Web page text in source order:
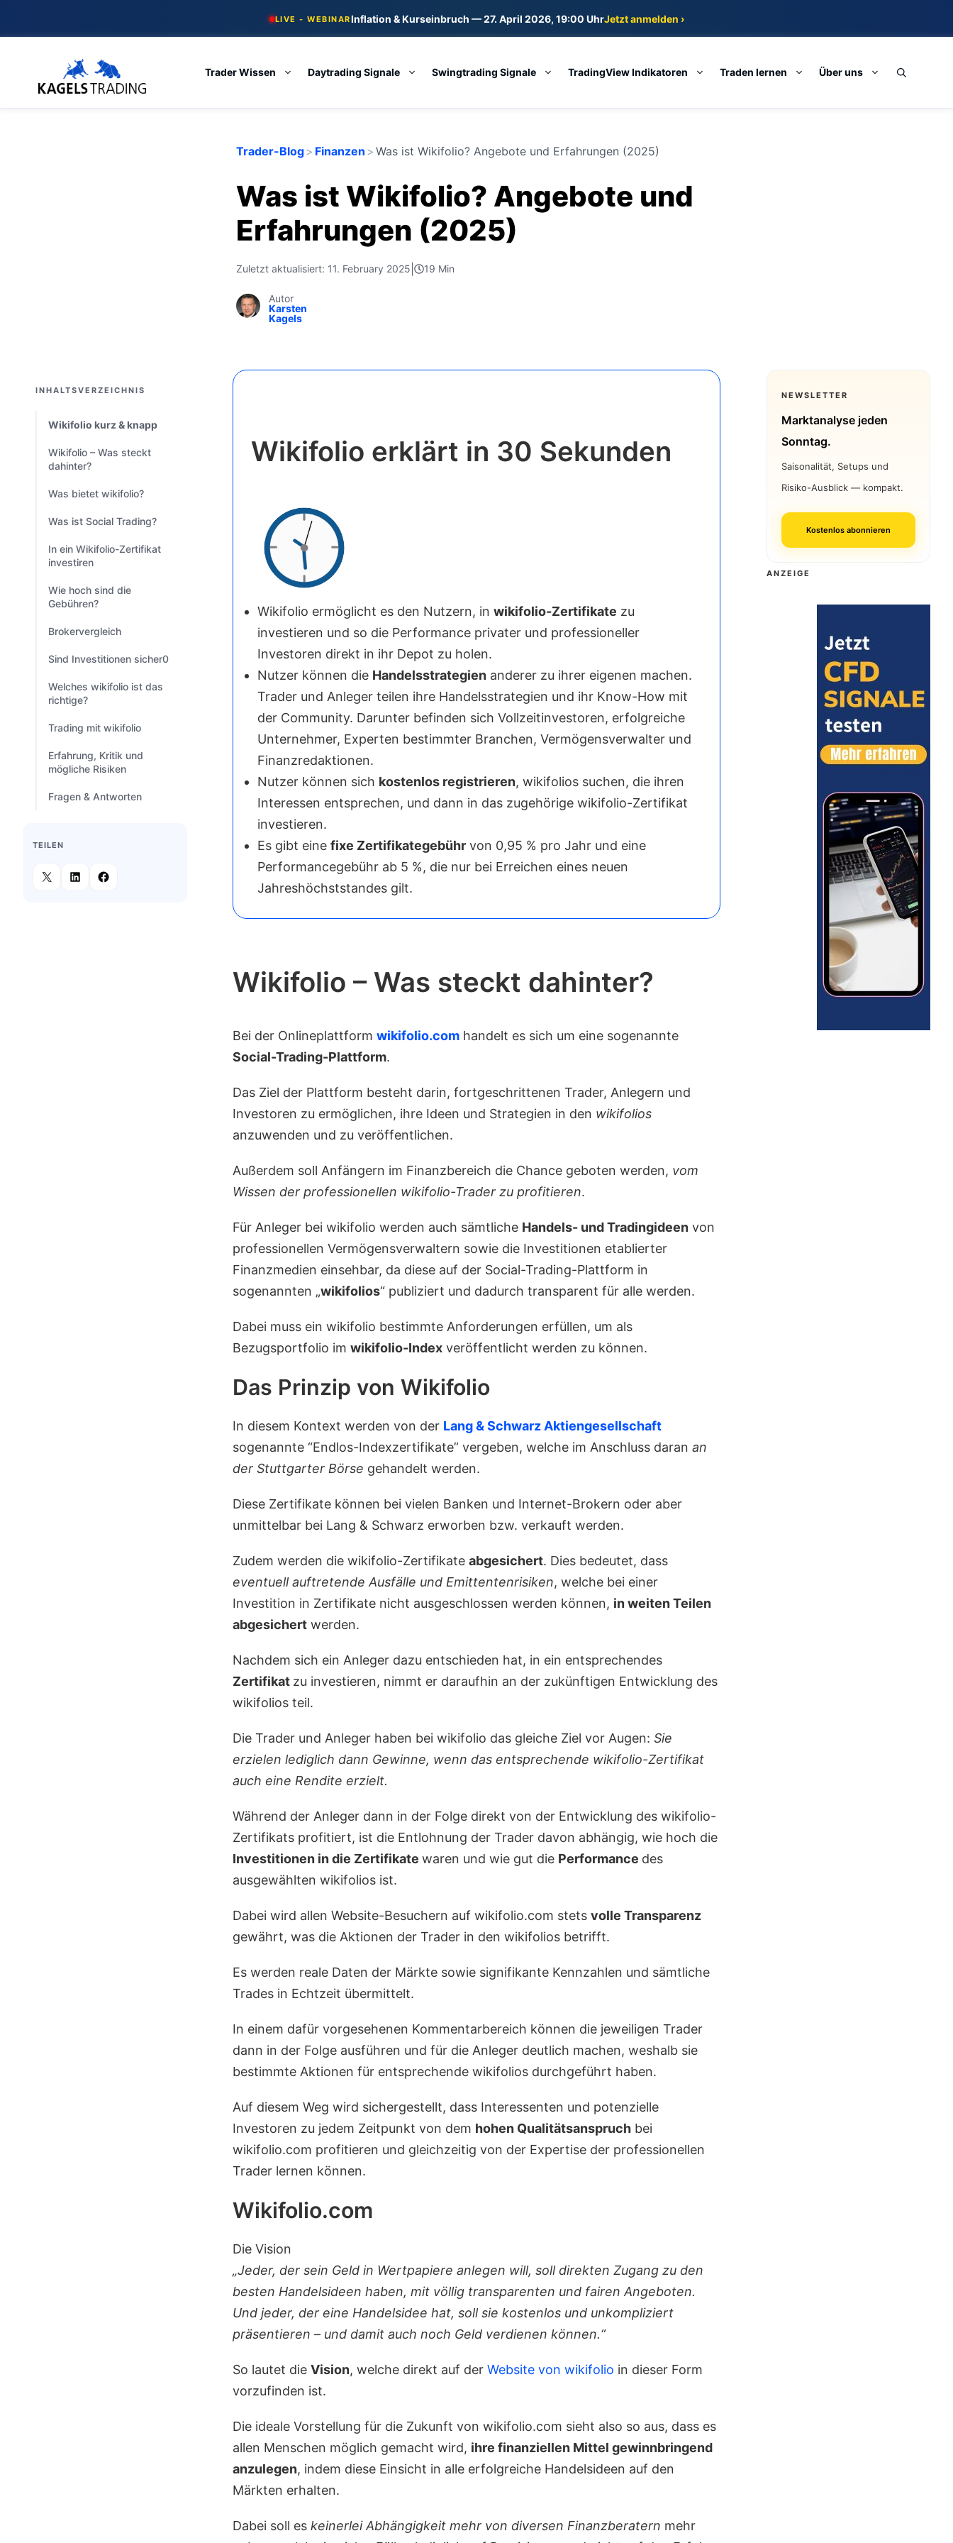
LIVE - WEBINARInflation & Kurseinbruch — 27. April 2026, 19:00 UhrJetzt anmelden ›
Trader Wissen Daytrading Signale Swingtrading Signale TradingView Indikatoren Traden lernen Über uns
Trader-Blog> Finanzen > Was ist Wikifolio? Angebote und Erfahrungen (2025)
Was ist Wikifolio? Angebote und
Erfahrungen (2025)
Zuletzt aktualisiert: 11. February 2025 19 Min
Autor
Karsten
Kagels
Wikifolio erklärt in 30 Sekunden
Wikifolio ermöglicht es den Nutzern, in wikifolio-Zertifikate zu
investieren und so die Performance privater und professioneller
Investoren direkt in ihr Depot zu holen.
Nutzer können die Handelsstrategien anderer zu ihrer eigenen machen.
Trader und Anleger teilen ihre Handelsstrategien und ihr Know-How mit
der Community. Darunter befinden sich Vollzeitinvestoren, erfolgreiche
Unternehmer, Experten bestimmter Branchen, Vermögensverwalter und
Finanzredaktionen.
Nutzer können sich kostenlos registrieren, wikifolios suchen, die ihren
Interessen entsprechen, und dann in das zugehörige wikifolio-Zertifikat
investieren.
Es gibt eine fixe Zertifikategebühr von 0,95 % pro Jahr und eine
Performancegebühr ab 5 %, die nur bei Erreichen eines neuen
Jahreshöchststandes gilt.
Wikifolio – Was steckt dahinter?
Bei der Onlineplattform wikifolio.com handelt es sich um eine sogenannte
Social-Trading-Plattform.
Das Ziel der Plattform besteht darin, fortgeschrittenen Trader, Anlegern und
Investoren zu ermöglichen, ihre Ideen und Strategien in den wikifolios
anzuwenden und zu veröffentlichen.
Außerdem soll Anfängern im Finanzbereich die Chance geboten werden, vom
Wissen der professionellen wikifolio-Trader zu profitieren.
Für Anleger bei wikifolio werden auch sämtliche Handels- und Tradingideen von
professionellen Vermögensverwaltern sowie die Investitionen etablierter
Finanzmedien einsehbar, da diese auf der Social-Trading-Plattform in
sogenannten „wikifolios“ publiziert und dadurch transparent für alle werden.
Dabei muss ein wikifolio bestimmte Anforderungen erfüllen, um als
Bezugsportfolio im wikifolio-Index veröffentlicht werden zu können.
Das Prinzip von Wikifolio
In diesem Kontext werden von der Lang & Schwarz Aktiengesellschaft
sogenannte “Endlos-Indexzertifikate” vergeben, welche im Anschluss daran an
der Stuttgarter Börse gehandelt werden.
Diese Zertifikate können bei vielen Banken und Internet-Brokern oder aber
unmittelbar bei Lang & Schwarz erworben bzw. verkauft werden.
Zudem werden die wikifolio-Zertifikate abgesichert. Dies bedeutet, dass
eventuell auftretende Ausfälle und Emittentenrisiken, welche bei einer
Investition in Zertifikate nicht ausgeschlossen werden können, in weiten Teilen
abgesichert werden.
Nachdem sich ein Anleger dazu entschieden hat, in ein entsprechendes
Zertifikat zu investieren, nimmt er daraufhin an der zukünftigen Entwicklung des
wikifolios teil.
Die Trader und Anleger haben bei wikifolio das gleiche Ziel vor Augen: Sie
erzielen lediglich dann Gewinne, wenn das entsprechende wikifolio-Zertifikat
auch eine Rendite erzielt.
Während der Anleger dann in der Folge direkt von der Entwicklung des wikifolio-
Zertifikats profitiert, ist die Entlohnung der Trader davon abhängig, wie hoch die
Investitionen in die Zertifikate waren und wie gut die Performance des
ausgewählten wikifolios ist.
Dabei wird allen Website-Besuchern auf wikifolio.com stets volle Transparenz
gewährt, was die Aktionen der Trader in den wikifolios betrifft.
Es werden reale Daten der Märkte sowie signifikante Kennzahlen und sämtliche
Trades in Echtzeit übermittelt.
In einem dafür vorgesehenen Kommentarbereich können die jeweiligen Trader
dann in der Folge ausführen und für die Anleger deutlich machen, weshalb sie
bestimmte Aktionen für entsprechende wikifolios durchgeführt haben.
Auf diesem Weg wird sichergestellt, dass Interessenten und potenzielle
Investoren zu jedem Zeitpunkt von dem hohen Qualitätsanspruch bei
wikifolio.com profitieren und gleichzeitig von der Expertise der professionellen
Trader lernen können.
Wikifolio.com
Die Vision
„Jeder, der sein Geld in Wertpapiere anlegen will, soll direkten Zugang zu den
besten Handelsideen haben, mit völlig transparenten und fairen Angeboten.
Und jeder, der eine Handelsidee hat, soll sie kostenlos und unkompliziert
präsentieren – und damit auch noch Geld verdienen können.“
So lautet die Vision, welche direkt auf der Website von wikifolio in dieser Form
vorzufinden ist.
Die ideale Vorstellung für die Zukunft von wikifolio.com sieht also so aus, dass es
allen Menschen möglich gemacht wird, ihre finanziellen Mittel gewinnbringend
anzulegen, indem diese Einsicht in alle erfolgreiche Handelsideen auf den
Märkten erhalten.
Dabei soll es keinerlei Abhängigkeit mehr von diversen Finanzberatern mehr
TEILEN
INHALTSVERZEICHNIS
Wikifolio kurz & knapp
Wikifolio – Was steckt
dahinter?
Was bietet wikifolio?
Was ist Social Trading?
In ein Wikifolio-Zertifikat
investiren
Wie hoch sind die
Gebühren?
Brokervergleich
Sind Investitionen sicher0
Welches wikifolio ist das
richtige?
Trading mit wikifolio
Erfahrung, Kritik und
mögliche Risiken
Fragen & Antworten
NEWSLETTER
Marktanalyse jeden
Sonntag.
Saisonalität, Setups und
Risiko-Ausblick — kompakt.
Kostenlos abonnieren
ANZEIGE